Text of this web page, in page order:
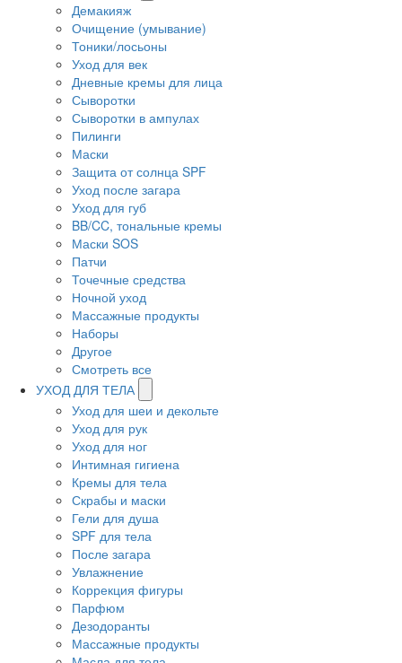
Демакияж
Очищение (умывание)
Тоники/лосьоны
Уход для век
Дневные кремы для лица
Сыворотки
Сыворотки в ампулах
Пилинги
Маски
Защита от солнца SPF
Уход после загара
Уход для губ
BB/CC, тональные кремы
Маски SOS
Патчи
Точечные средства
Ночной уход
Массажные продукты
Наборы
Другое
Смотреть все
УХОД ДЛЯ ТЕЛА
Уход для шеи и декольте
Уход для рук
Уход для ног
Интимная гигиена
Кремы для тела
Скрабы и маски
Гели для душа
SPF для тела
После загара
Увлажнение
Коррекция фигуры
Парфюм
Дезодоранты
Массажные продукты